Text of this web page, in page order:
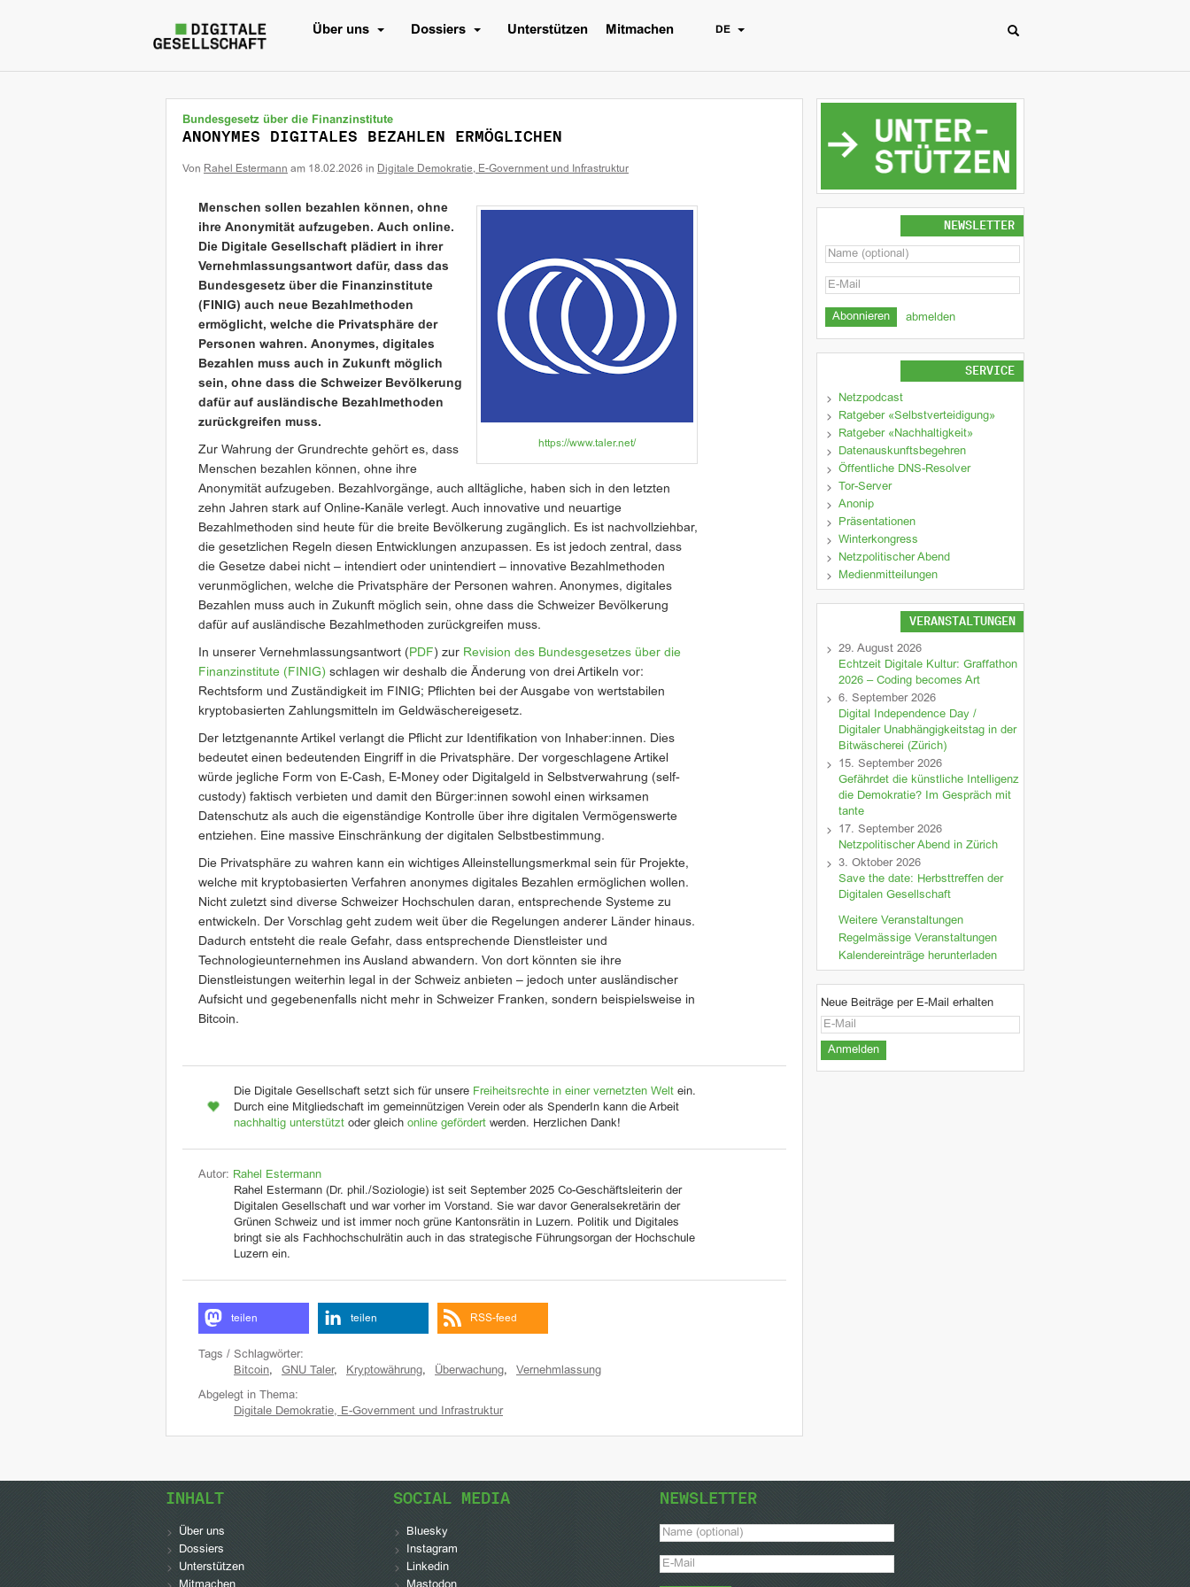
Über uns Dossiers Unterstützen Mitmachen DE
Bundesgesetz über die Finanzinstitute
ANONYMES DIGITALES BEZAHLEN ERMÖGLICHEN
Von Rahel Estermann am 18.02.2026 in Digitale Demokratie, E-Government und Infrastruktur
https://www.taler.net/
Menschen sollen bezahlen können, ohne
ihre Anonymität aufzugeben. Auch online.
Die Digitale Gesellschaft plädiert in ihrer
Vernehmlassungsantwort dafür, dass das
Bundesgesetz über die Finanzinstitute
(FINIG) auch neue Bezahlmethoden
ermöglicht, welche die Privatsphäre der
Personen wahren. Anonymes, digitales
Bezahlen muss auch in Zukunft möglich
sein, ohne dass die Schweizer Bevölkerung
dafür auf ausländische Bezahlmethoden
zurückgreifen muss.
Zur Wahrung der Grundrechte gehört es, dass
Menschen bezahlen können, ohne ihre
Anonymität aufzugeben. Bezahlvorgänge, auch alltägliche, haben sich in den letzten
zehn Jahren stark auf Online-Kanäle verlegt. Auch innovative und neuartige
Bezahlmethoden sind heute für die breite Bevölkerung zugänglich. Es ist nachvollziehbar,
die gesetzlichen Regeln diesen Entwicklungen anzupassen. Es ist jedoch zentral, dass
die Gesetze dabei nicht – intendiert oder unintendiert – innovative Bezahlmethoden
verunmöglichen, welche die Privatsphäre der Personen wahren. Anonymes, digitales
Bezahlen muss auch in Zukunft möglich sein, ohne dass die Schweizer Bevölkerung
dafür auf ausländische Bezahlmethoden zurückgreifen muss.
In unserer Vernehmlassungsantwort ( PDF) zur Revision des Bundesgesetzes über die
Finanzinstitute (FINIG) schlagen wir deshalb die Änderung von drei Artikeln vor:
Rechtsform und Zuständigkeit im FINIG; Pflichten bei der Ausgabe von wertstabilen
kryptobasierten Zahlungsmitteln im Geldwäschereigesetz.
Der letztgenannte Artikel verlangt die Pflicht zur Identifikation von Inhaber:innen. Dies
bedeutet einen bedeutenden Eingriff in die Privatsphäre. Der vorgeschlagene Artikel
würde jegliche Form von E-Cash, E-Money oder Digitalgeld in Selbstverwahrung (self-
custody) faktisch verbieten und damit den Bürger:innen sowohl einen wirksamen
Datenschutz als auch die eigenständige Kontrolle über ihre digitalen Vermögenswerte
entziehen. Eine massive Einschränkung der digitalen Selbstbestimmung.
Die Privatsphäre zu wahren kann ein wichtiges Alleinstellungsmerkmal sein für Projekte,
welche mit kryptobasierten Verfahren anonymes digitales Bezahlen ermöglichen wollen.
Nicht zuletzt sind diverse Schweizer Hochschulen daran, entsprechende Systeme zu
entwickeln. Der Vorschlag geht zudem weit über die Regelungen anderer Länder hinaus.
Dadurch entsteht die reale Gefahr, dass entsprechende Dienstleister und
Technologieunternehmen ins Ausland abwandern. Von dort könnten sie ihre
Dienstleistungen weiterhin legal in der Schweiz anbieten – jedoch unter ausländischer
Aufsicht und gegebenenfalls nicht mehr in Schweizer Franken, sondern beispielsweise in
Bitcoin.
Die Digitale Gesellschaft setzt sich für unsere Freiheitsrechte in einer vernetzten Welt ein.
Durch eine Mitgliedschaft im gemeinnützigen Verein oder als SpenderIn kann die Arbeit
nachhaltig unterstützt oder gleich online gefördert werden. Herzlichen Dank!
Autor: Rahel Estermann
Rahel Estermann (Dr. phil./Soziologie) ist seit September 2025 Co-Geschäftsleiterin der
Digitalen Gesellschaft und war vorher im Vorstand. Sie war davor Generalsekretärin der
Grünen Schweiz und ist immer noch grüne Kantonsrätin in Luzern. Politik und Digitales
bringt sie als Fachhochschulrätin auch in das strategische Führungsorgan der Hochschule
Luzern ein.
teilen teilen RSS-feed
Tags / Schlagwörter:
Bitcoin, GNU Taler, Kryptowährung, Überwachung, Vernehmlassung
Abgelegt in Thema:
Digitale Demokratie, E-Government und Infrastruktur
NEWSLETTER
abmelden
SERVICE
Netzpodcast
Ratgeber «Selbstverteidigung»
Ratgeber «Nachhaltigkeit»
Datenauskunftsbegehren
Öffentliche DNS-Resolver
Tor-Server
Anonip
Präsentationen
Winterkongress
Netzpolitischer Abend
Medienmitteilungen
VERANSTALTUNGEN
29. August 2026
Echtzeit Digitale Kultur: Graffathon
2026 – Coding becomes Art
6. September 2026
Digital Independence Day /
Digitaler Unabhängigkeitstag in der
Bitwäscherei (Zürich)
15. September 2026
Gefährdet die künstliche Intelligenz
die Demokratie? Im Gespräch mit
tante
17. September 2026
Netzpolitischer Abend in Zürich
3. Oktober 2026
Save the date: Herbsttreffen der
Digitalen Gesellschaft
Weitere Veranstaltungen
Regelmässige Veranstaltungen
Kalendereinträge herunterladen
Neue Beiträge per E-Mail erhalten
INHALT
Über uns
Dossiers
Unterstützen
SOCIAL MEDIA
Bluesky
Instagram
Linkedin
NEWSLETTER